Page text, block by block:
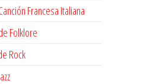
Francesa Italiana
Folklore
Rock